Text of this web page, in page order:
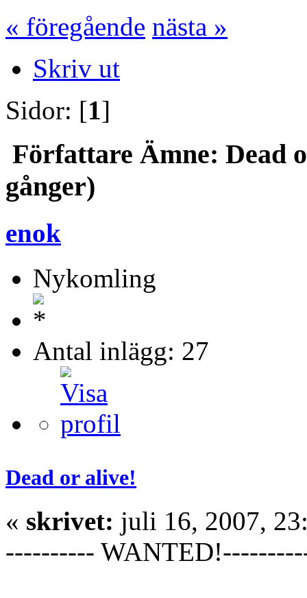
« föregående nästa »
Skriv ut
Sidor: [1]
Författare Ämne: Dead
gånger)
enok
Nykomling
Antal inlägg: 27
Dead or alive!
« skrivet: juli 16, 2007,
----------